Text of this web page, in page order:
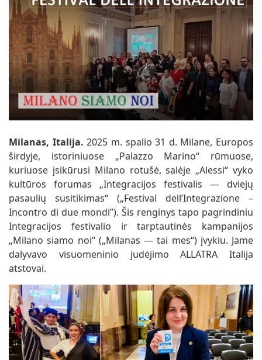
Milanas, Italija.2025 m. spalio 31 d. Milane, Europos
širdyje, istoriniuose „Palazzo Marino“ rūmuose,
kuriuose įsikūrusi Milano rotušė, salėje „Alessi“ vyko
kultūros forumas „Integracijos festivalis — dviejų
pasaulių susitikimas“ („Festival dell’Integrazione –
Incontro di due mondi”). Šis renginys tapo pagrindiniu
Integracijos festivalio ir tarptautinės kampanijos
„Milano siamo noi“ („Milanas — tai mes“) įvykiu. Jame
dalyvavo visuomeninio judėjimo ALLATRA Italija
atstovai.